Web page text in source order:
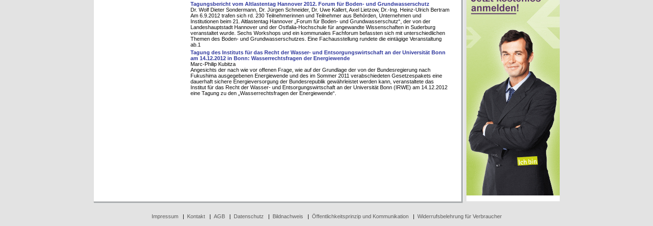
Tagungsbericht vom Altlastentag Hannover 2012. Forum für Boden- und Grundwasserschutz
Dr. Wolf Dieter Sondermann, Dr. Jürgen Schneider, Dr. Uwe Kallert, Axel Lietzow, Dr.-Ing. Heinz-Ulrich Bertram
Am 6.9.2012 trafen sich rd. 230 Teilnehmerinnen und Teilnehmer aus Behörden, Unternehmen und
Institutionen beim 21. Altlastentag Hannover „Forum für Boden- und Grundwasserschutz“, der von der
Landeshauptstadt Hannover und der Ostfalia-Hochschule für angewandte Wissenschaften in Suderburg
veranstaltet wurde. Sechs Workshops und ein kommunales Fachforum befassten sich mit unterschiedlichen
Themen des Boden- und Grundwasserschutzes. Eine Fachausstellung rundete die eintägige Veranstaltung
ab.1
Tagung des Instituts für das Recht der Wasser- und Entsorgungswirtschaft an der Universität Bonn
am 14.12.2012 in Bonn: Wasserrechtsfragen der Energiewende
Marc-Philip Kubitza
Angesichts der nach wie vor offenen Frage, wie auf der Grundlage der von der Bundesregierung nach
Fukushima ausgegebenen Energiewende und des im Sommer 2011 verabschiedeten Gesetzespakets eine
dauerhaft sichere Energieversorgung der Bundesrepublik gewährleistet werden kann, veranstaltete das
Institut für das Recht der Wasser- und Entsorgungswirtschaft an der Universität Bonn (IRWE) am 14.12.2012
eine Tagung zu den „Wasserrechtsfragen der Energiewende“.
Impressum| Kontakt| AGB| Datenschutz | Bildnachweis | Öffentlichkeitsprinzip und Kommunikation| Widerrufsbelehrung für Verbraucher